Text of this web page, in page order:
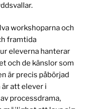
workshoparna och
framtida
eleverna hanterar
och de känslor som
är precis påbörjad
att elever i
processdrama,